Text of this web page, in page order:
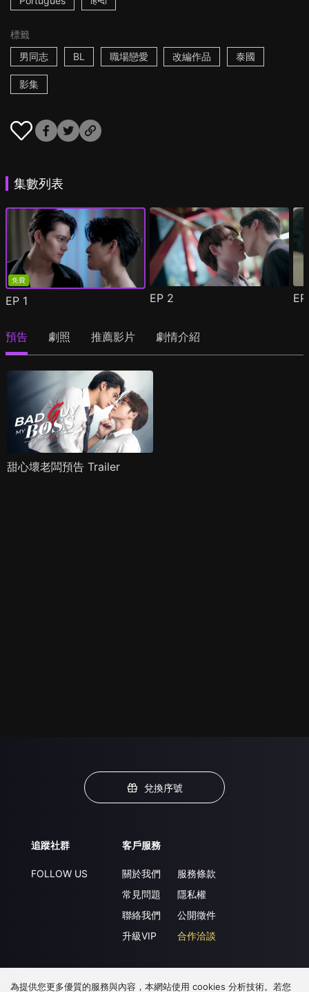
標籤
男同志
BL 職場戀愛 改編作品 泰國
影集
集數列表
免費
EP 1 EP 2
預告 劇照 推薦影片 劇情介紹
甜心壞老闆預告 Trailer
兌換序號
追蹤社群
FOLLOW US
客戶服務
關於我們
常見問題
聯絡我們
升級VIP
服務條款
隱私權
公開徵件
合作洽談
下載 APP
為提供您更多優質的服務與內容，本網站使用 cookies 分析技術。若您